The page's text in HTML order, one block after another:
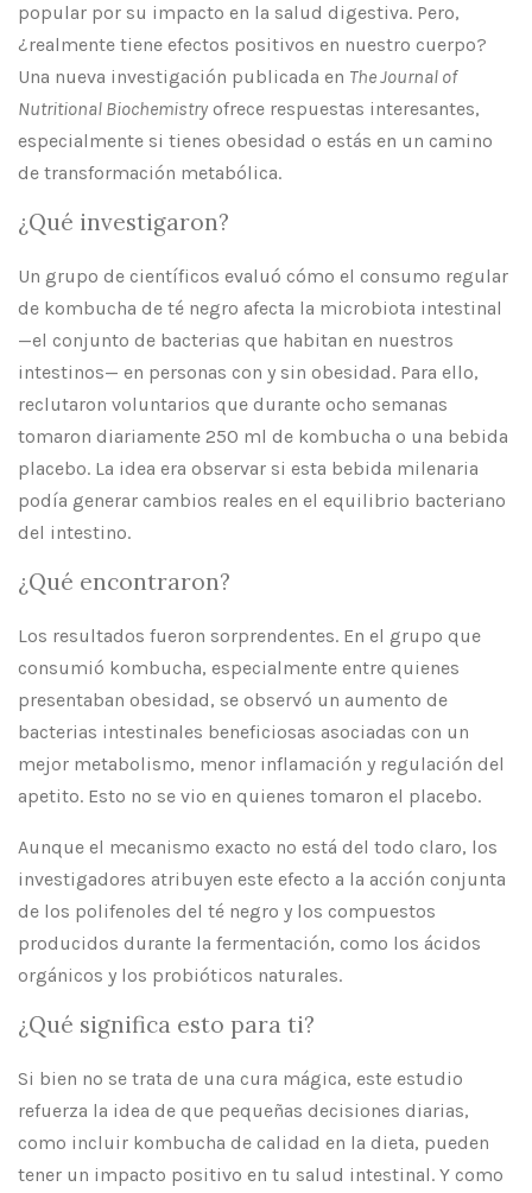
popular por su impacto en la salud digestiva. Pero,
¿realmente tiene efectos positivos en nuestro cuerpo?
Una nueva investigación publicada en The Journal of
Nutritional Biochemistry ofrece respuestas interesantes,
especialmente si tienes obesidad o estás en un camino
de transformación metabólica.
¿Qué investigaron?
Un grupo de científicos evaluó cómo el consumo regular
de kombucha de té negro afecta la microbiota intestinal
—el conjunto de bacterias que habitan en nuestros
intestinos— en personas con y sin obesidad. Para ello,
reclutaron voluntarios que durante ocho semanas
tomaron diariamente 250 ml de kombucha o una bebida
placebo. La idea era observar si esta bebida milenaria
podía generar cambios reales en el equilibrio bacteriano
del intestino.
¿Qué encontraron?
Los resultados fueron sorprendentes. En el grupo que
consumió kombucha, especialmente entre quienes
presentaban obesidad, se observó un aumento de
bacterias intestinales beneficiosas asociadas con un
mejor metabolismo, menor inflamación y regulación del
apetito. Esto no se vio en quienes tomaron el placebo.
Aunque el mecanismo exacto no está del todo claro, los
investigadores atribuyen este efecto a la acción conjunta
de los polifenoles del té negro y los compuestos
producidos durante la fermentación, como los ácidos
orgánicos y los probióticos naturales.
¿Qué significa esto para ti?
Si bien no se trata de una cura mágica, este estudio
refuerza la idea de que pequeñas decisiones diarias,
como incluir kombucha de calidad en la dieta, pueden
tener un impacto positivo en tu salud intestinal. Y como